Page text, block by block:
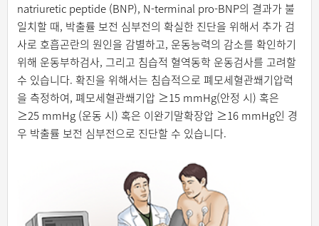
natriuretic peptide (BNP), N-terminal pro-BNP의 결과가 불
일치할 때, 박출률 보전 심부전의 확실한 진단을 위해서 추가 검
사로 호흡곤란의 원인을 감별하고, 운동능력의 감소를 확인하기
위해 운동부하검사, 그리고 침습적 혈역동학 운동검사를 고려할
수 있습니다. 확진을 위해서는 침습적으로 폐모세혈관쐐기압력
을 측정하여, 폐모세혈관쐐기압 ≥15 mmHg(안정 시) 혹은
≥25 mmHg (운동 시) 혹은 이완기말확장압 ≥16 mmHg인 경
우 박출률 보전 심부전으로 진단할 수 있습니다.